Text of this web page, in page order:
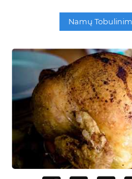
Namų